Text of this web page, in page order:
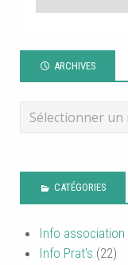
ARCHIVES
CATÉGORIES
Info association
Info Prat's (22)